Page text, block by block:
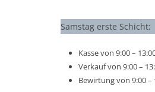
Samstag erste Schicht:
Kasse von 9:00 –
Verkauf von 9:00 –
Bewirtung von 9:00 –